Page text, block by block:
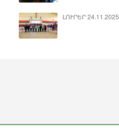
ԼՈՒՐԵՐ 24.11.2025